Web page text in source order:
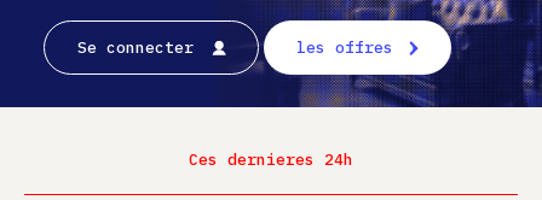
Se connecter les offres
Ces dernieres 24h